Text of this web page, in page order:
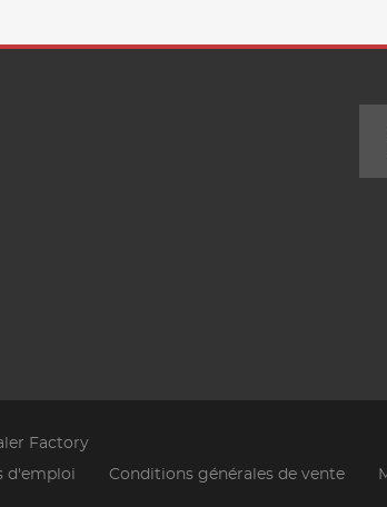
Factory
d'emploi
Conditions générales de vente